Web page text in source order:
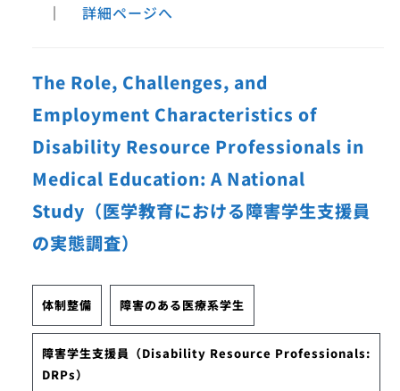
｜ 詳細ページへ
The Role, Challenges, and
Employment Characteristics of
Disability Resource Professionals in
Medical Education: A National
Study（医学教育における障害学生支援員
の実態調査）
体制整備 障害のある医療系学生
障害学生支援員（Disability Resource Professionals:
DRPs）